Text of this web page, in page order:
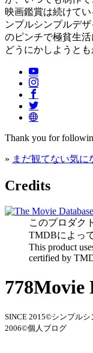
映画鑑賞は続けて
ンプルシンプルデ
のピンチで極貧生
どうにかしようとも
Thank you for
» まだ観てない気に
Credits
このプロダク
TMDBによっ
This product
certified by
778Movie
SINCE 2015©シンプル
2006©個人ブログ